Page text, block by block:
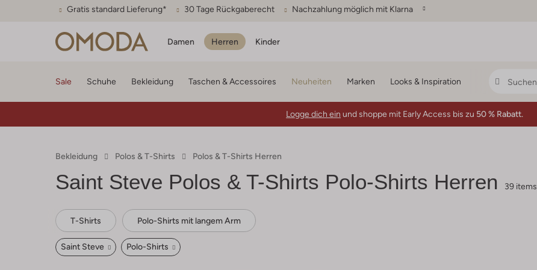
Gratis standard Lieferung* 30 Tage Rückgaberecht Nachzahlung möglich mit Klarna
Damen Herren Kinder
Sale Schuhe Bekleidung Taschen & Accessoires Neuheiten Marken Looks & Inspiration
Logge dich ein und shoppe mit Early Access bis zu 50 % Rabatt.
Bekleidung Polos & T-Shirts Polos & T-Shirts Herren
Saint Steve Polos & T-Shirts Polo-Shirts Herren 39 items
T-Shirts Polo-Shirts mit langem Arm
Saint Steve Polo-Shirts